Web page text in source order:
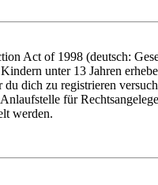
Act of 1998 (deutsch:
unter 13 Jahren
dich zu registrieren
für
werden.